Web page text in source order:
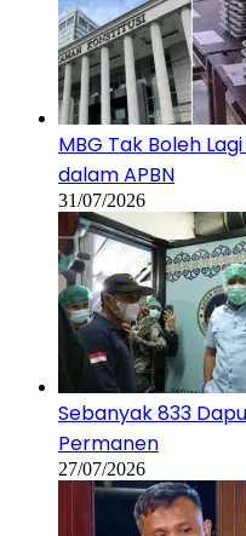
MBG Tak Boleh
dalam APBN
31/07/2026
Sebanyak 833
Permanen
27/07/2026